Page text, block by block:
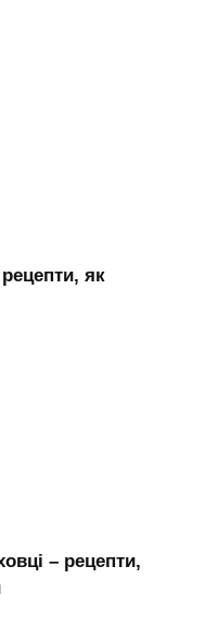
як
– рецепти,